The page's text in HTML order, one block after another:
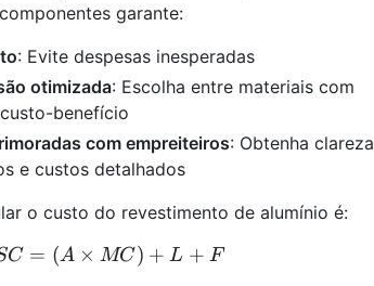
garante:
: Evite despesas inesperadas
otimizada: Escolha entre materiais com
benefício
com empreiteiros: Obtenha clareza
e custos detalhados
o custo do revestimento de alumínio é:
ASC = (A \times MC) + L + F
= (A × MC) + L + F